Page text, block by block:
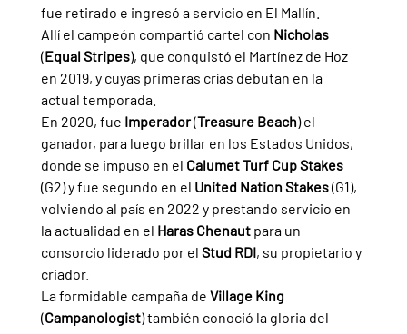
fue retirado e ingresó a servicio en El Mallín.
Allí el campeón compartió cartel con Nicholas
(Equal Stripes), que conquistó el Martínez de Hoz
en 2019, y cuyas primeras crías debutan en la
actual temporada.
En 2020, fue Imperador (Treasure Beach) el
ganador, para luego brillar en los Estados Unidos,
donde se impuso en el Calumet Turf Cup Stakes
(G2) y fue segundo en el United Nation Stakes (G1),
volviendo al país en 2022 y prestando servicio en
la actualidad en el Haras Chenaut para un
consorcio liderado por el Stud RDI, su propietario y
criador.
La formidable campaña de Village King
(Campanologist) también conoció la gloria del